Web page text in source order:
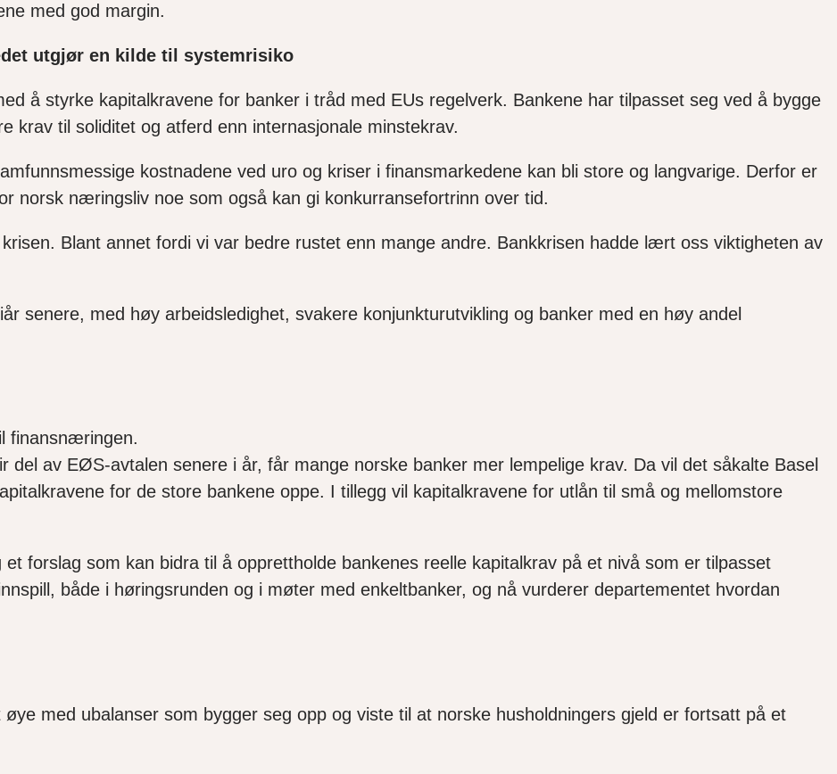
med god margin.
utgjør en kilde til systemrisiko
å styrke kapitalkravene for banker i tråd med EUs regelverk. Bankene har tilpasset seg ved å bygge
krav til soliditet og atferd enn internasjonale minstekrav.
kostnadene ved uro og kriser i finansmarkedene kan bli store og langvarige. Derfor er
norsk næringsliv noe som også kan gi konkurransefortrinn over tid.
Blant annet fordi vi var bedre rustet enn mange andre. Bankkrisen hadde lært oss viktigheten av
senere, med høy arbeidsledighet, svakere konjunkturutvikling og banker med en høy andel
finansnæringen.
del av EØS-avtalen senere i år, får mange norske banker mer lempelige krav. Da vil det såkalte Basel
for de store bankene oppe. I tillegg vil kapitalkravene for utlån til små og mellomstore
forslag som kan bidra til å opprettholde bankenes reelle kapitalkrav på et nivå som er tilpasset
både i høringsrunden og i møter med enkeltbanker, og nå vurderer departementet hvordan
øye med ubalanser som bygger seg opp og viste til at norske husholdningers gjeld er fortsatt på et